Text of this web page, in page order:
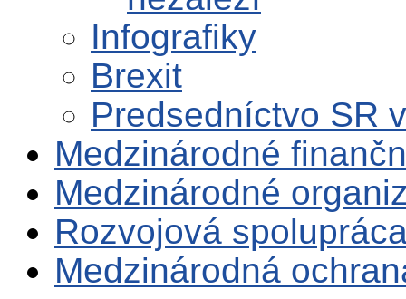
Infografiky
Brexit
Predsedníctvo SR
Medzinárodné
Medzinárodné
Rozvojová
Medzinárodná